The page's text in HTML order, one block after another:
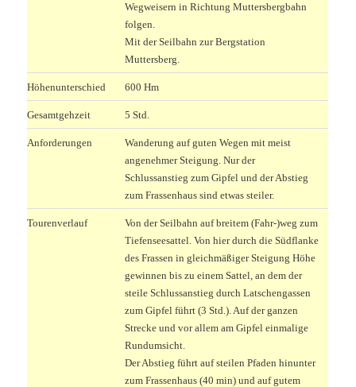
Wegweisern in Richtung Muttersbergbahn
folgen.
Mit der Seilbahn zur Bergstation
Muttersberg.
Höhenunterschied 600 Hm
Gesamtgehzeit 5 Std.
Anforderungen
Wanderung auf guten Wegen mit meist
angenehmer Steigung. Nur der
Schlussanstieg zum Gipfel und der Abstieg
zum Frassenhaus sind etwas steiler.
Tourenverlauf
Von der Seilbahn auf breitem (Fahr-)weg zum
Tiefenseesattel. Von hier durch die Südflanke
des Frassen in gleichmäßiger Steigung Höhe
gewinnen bis zu einem Sattel, an dem der
steile Schlussanstieg durch Latschengassen
zum Gipfel führt (3 Std.). Auf der ganzen
Strecke und vor allem am Gipfel einmalige
Rundumsicht.
Der Abstieg führt auf steilen Pfaden hinunter
zum Frassenhaus (40 min) und auf gutem